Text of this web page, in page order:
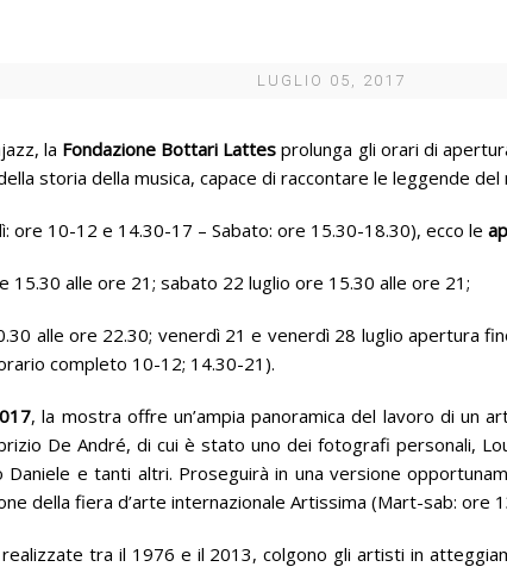
LUGLIO 05, 2017
la Fondazione Bottari Lattesprolunga gli orari di
storia della musica, capace di raccontare le leggende
ore 10-12 e 14.30-17 – Sabato: ore 15.30-18.30), ecco le
15.30 alle ore 21; sabato 22 luglio ore 15.30 alle ore 21;
alle ore 22.30; venerdì 21 e venerdì 28 luglio apertura
completo 10-12; 14.30-21).
, la mostra offre un’ampia panoramica del lavoro di un
De André, di cui è stato uno dei fotografi personali,
Daniele e tanti altri. Proseguirà in una versione
della fiera d’arte internazionale Artissima (Mart-sab: ore
tra il 1976 e il 2013, colgono gli artisti in